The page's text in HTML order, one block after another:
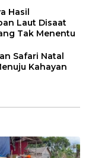
Hasil
Laut Disaat
Tak Menentu
Safari Natal
Kahayan